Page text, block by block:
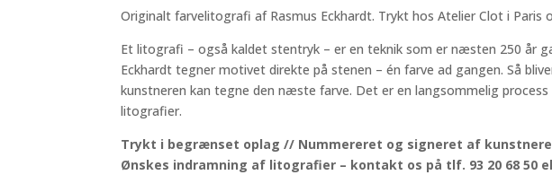
Originalt farvelitografi af Rasmus Eckhardt. Trykt hos Atelier Clot i
Et litografi – også kaldet stentryk – er en teknik som er næsten 250 år
Eckhardt tegner motivet direkte på stenen – én farve ad gangen. Så
kunstneren kan tegne den næste farve. Det er en langsommelig
litografier.
Trykt i begrænset oplag // Nummereret og signeret af kunstneren
Ønskes indramning af litografier – kontakt os på tlf. 93 20 68 50